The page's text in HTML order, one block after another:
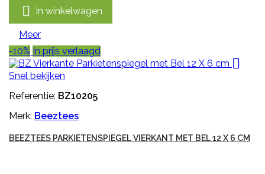
 In winkelwagen
Meer
-10% In prijs verlaagd

Snel bekijken
Referentie: BZ10205
Merk: Beeztees
BEEZTEES PARKIETENSPIEGEL VIERKANT MET BEL 12 X 6 CM